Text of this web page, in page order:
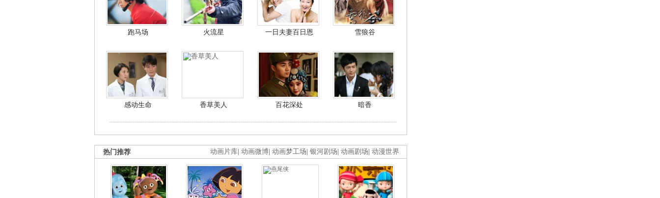
跑马场 火流星 一日夫妻百日恩 雪狼谷
感动生命 香草美人 百花深处 暗香
动画片库 动画微博 动画梦工场 银河剧场 动画剧场 动漫世界
热门推荐